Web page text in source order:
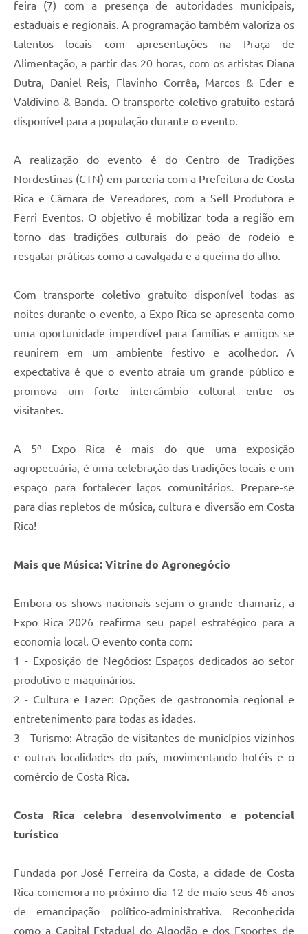
feira (7) com a presença de autoridades municipais,
estaduais e regionais. A programação também valoriza os
talentos locais com apresentações na Praça de
Alimentação, a partir das 20 horas, com os artistas Diana
Dutra, Daniel Reis, Flavinho Corrêa, Marcos & Eder e
Valdivino & Banda. O transporte coletivo gratuito estará
disponível para a população durante o evento.
A realização do evento é do Centro de Tradições
Nordestinas (CTN) em parceria com a Prefeitura de Costa
Rica e Câmara de Vereadores, com a Sell Produtora e
Ferri Eventos. O objetivo é mobilizar toda a região em
torno das tradições culturais do peão de rodeio e
resgatar práticas como a cavalgada e a queima do alho.
Com transporte coletivo gratuito disponível todas as
noites durante o evento, a Expo Rica se apresenta como
uma oportunidade imperdível para famílias e amigos se
reunirem em um ambiente festivo e acolhedor. A
expectativa é que o evento atraia um grande público e
promova um forte intercâmbio cultural entre os
visitantes.
A 5ª Expo Rica é mais do que uma exposição
agropecuária, é uma celebração das tradições locais e um
espaço para fortalecer laços comunitários. Prepare-se
para dias repletos de música, cultura e diversão em Costa
Rica!
Mais que Música: Vitrine do Agronegócio
Embora os shows nacionais sejam o grande chamariz, a
Expo Rica 2026 reafirma seu papel estratégico para a
economia local. O evento conta com:
1 - Exposição de Negócios: Espaços dedicados ao setor
produtivo e maquinários.
2 - Cultura e Lazer: Opções de gastronomia regional e
entretenimento para todas as idades.
3 - Turismo: Atração de visitantes de municípios vizinhos
e outras localidades do país, movimentando hotéis e o
comércio de Costa Rica.
Costa Rica celebra desenvolvimento e potencial
turístico
Fundada por José Ferreira da Costa, a cidade de Costa
Rica comemora no próximo dia 12 de maio seus 46 anos
de emancipação político-administrativa. Reconhecida
como a Capital Estadual do Algodão e dos Esportes de